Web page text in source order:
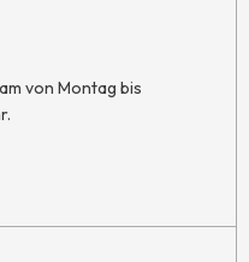
von Montag bis